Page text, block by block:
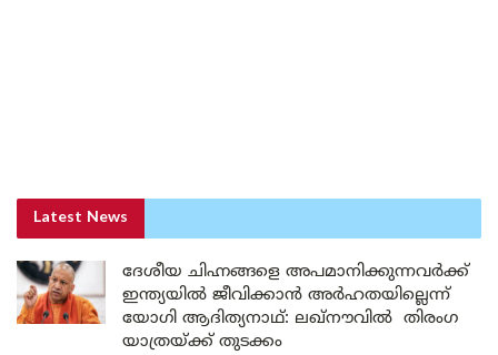
Latest News
ദേശീയ ചിഹ്നങ്ങളെ അപമാനിക്കുന്നവർക്ക്
ഇന്ത്യയിൽ ജീവിക്കാൻ അർഹതയില്ലെന്ന്
യോഗി ആദിത്യനാഥ്: ലഖ്‌നൗവിൽ തിരംഗ
യാത്രയ്ക്ക് തുടക്കം